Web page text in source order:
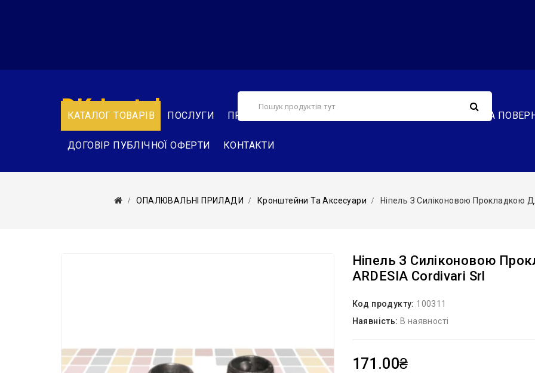
КАТАЛОГ ТОВАРІВ ПОСЛУГИ ПРО НАС ОБМІН ТА
ДОГОВІР ПУБЛІЧНОЇ ОФЕРТИ КОНТАКТИ
DK-Instal
ОПАЛЮВАЛЬНІ ПРИЛАДИ Кронштейни Та Аксесуари Ніпель З Силіконовою Прокладкою
Ніпель З Силіконовою
ARDESIA Cordivari Srl
Код продукту: 100311
Наявність: В наявності
171.00₴